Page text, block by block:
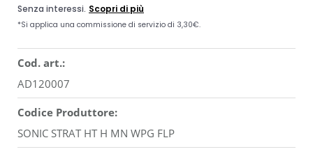
Cod. art.:
AD120007
Codice Produttore:
SONIC STRAT HT H MN WPG FLP